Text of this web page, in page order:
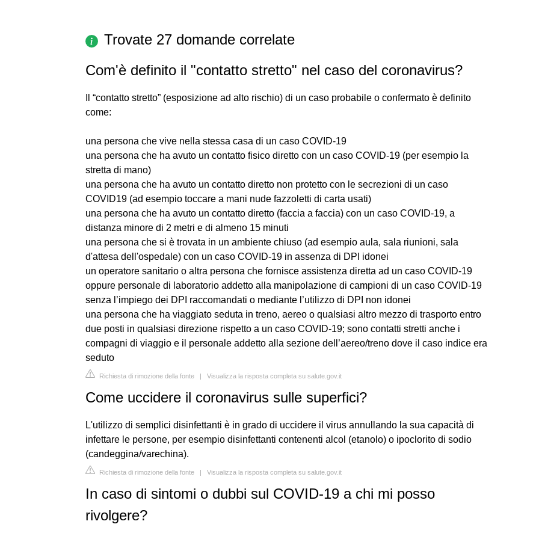
Trovate 27 domande correlate
Com'è definito il "contatto stretto" nel caso del coronavirus?
Il “contatto stretto” (esposizione ad alto rischio) di un caso probabile o confermato è definito
come:
una persona che vive nella stessa casa di un caso COVID-19
una persona che ha avuto un contatto fisico diretto con un caso COVID-19 (per esempio la
stretta di mano)
una persona che ha avuto un contatto diretto non protetto con le secrezioni di un caso
COVID19 (ad esempio toccare a mani nude fazzoletti di carta usati)
una persona che ha avuto un contatto diretto (faccia a faccia) con un caso COVID-19, a
distanza minore di 2 metri e di almeno 15 minuti
una persona che si è trovata in un ambiente chiuso (ad esempio aula, sala riunioni, sala
d'attesa dell'ospedale) con un caso COVID-19 in assenza di DPI idonei
un operatore sanitario o altra persona che fornisce assistenza diretta ad un caso COVID-19
oppure personale di laboratorio addetto alla manipolazione di campioni di un caso COVID-19
senza l’impiego dei DPI raccomandati o mediante l’utilizzo di DPI non idonei
una persona che ha viaggiato seduta in treno, aereo o qualsiasi altro mezzo di trasporto entro
due posti in qualsiasi direzione rispetto a un caso COVID-19; sono contatti stretti anche i
compagni di viaggio e il personale addetto alla sezione dell’aereo/treno dove il caso indice era
seduto
Richiesta di rimozione della fonte | Visualizza la risposta completa su salute.gov.it
Come uccidere il coronavirus sulle superfici?
L'utilizzo di semplici disinfettanti è in grado di uccidere il virus annullando la sua capacità di
infettare le persone, per esempio disinfettanti contenenti alcol (etanolo) o ipoclorito di sodio
(candeggina/varechina).
Richiesta di rimozione della fonte | Visualizza la risposta completa su salute.gov.it
In caso di sintomi o dubbi sul COVID-19 a chi mi posso
rivolgere?